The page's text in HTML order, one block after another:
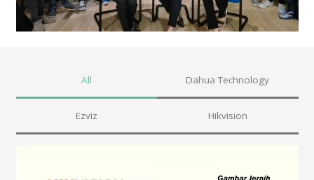
All Dahua Technology
Ezviz Hikvision